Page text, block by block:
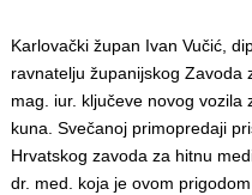
Karlovački župan Ivan Vučić,
ravnatelju županijskog Zavoda
mag. iur. ključeve novog
kuna. Svečanoj primopredaji
Hrvatskog zavoda za hitnu
dr. med. koja je ovom